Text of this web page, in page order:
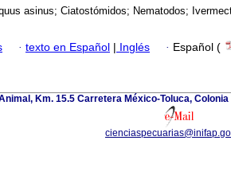
asinus; Ciatostómidos; Nematodos;
· texto en Español | Inglés · Español (
Km. 15.5 Carretera México-Toluca, Colonia